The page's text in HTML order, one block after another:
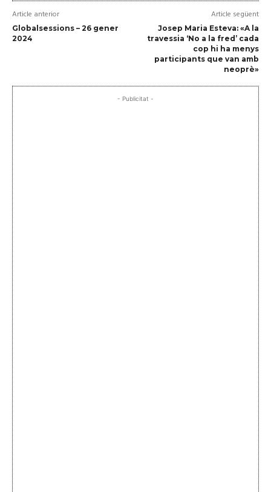
Article anterior
Globalsessions – 26 gener
2024
Article següent
Josep Maria Esteva: «A la
travessia ‘No a la fred’ cada
cop hi ha menys
participants que van amb
neoprè»
- Publicitat -